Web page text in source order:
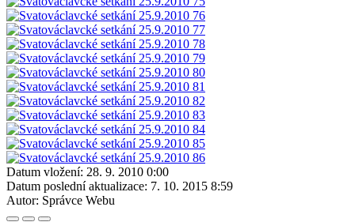
Datum vložení: 28. 9. 2010 0:00
Datum poslední aktualizace: 7. 10. 2015 8:59
Autor: Správce Webu